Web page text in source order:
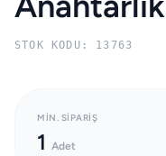
STOK KODU: 13763
MIN. SIPARIŞ
1 Adet